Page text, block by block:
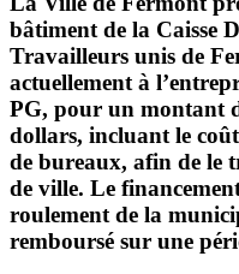
bâtiment de la Caisse
Travailleurs unis de
actuellement à
PG, pour un montant
dollars, incluant le
de bureaux, afin de le
de ville. Le
roulement de la
remboursé sur une